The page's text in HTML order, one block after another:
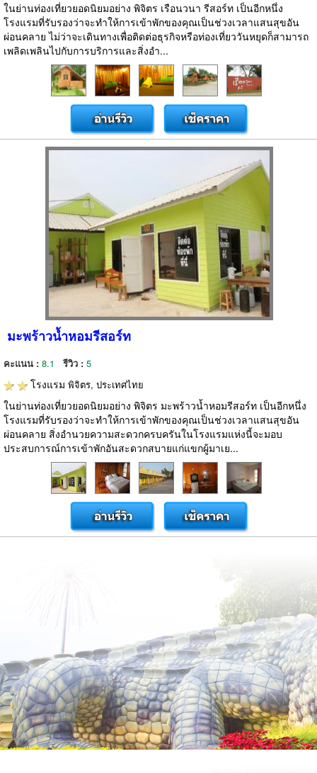
ในย่านท่องเที่ยวยอดนิยมอย่าง พิจิตร เรือนวนา รีสอร์ท เป็นอีกหนึ่ง
โรงแรมที่รับรองว่าจะทำให้การเข้าพักของคุณเป็นช่วงเวลาแสนสุขอัน
ผ่อนคลาย ไม่ว่าจะเดินทางเพื่อติดต่อธุรกิจหรือท่องเที่ยววันหยุดก็สามารถ
เพลิดเพลินไปกับการบริการและสิ่งอำ...
มะพร้าวน้ำหอมรีสอร์ท
คะแนน : 8.1 รีวิว : 5
โรงแรม พิจิตร, ประเทศไทย
ในย่านท่องเที่ยวยอดนิยมอย่าง พิจิตร มะพร้าวน้ำหอมรีสอร์ท เป็นอีกหนึ่ง
โรงแรมที่รับรองว่าจะทำให้การเข้าพักของคุณเป็นช่วงเวลาแสนสุขอัน
ผ่อนคลาย สิ่งอำนวยความสะดวกครบครันในโรงแรมแห่งนี้จะมอบ
ประสบการณ์การเข้าพักอันสะดวกสบายแก่แขกผู้มาเย...